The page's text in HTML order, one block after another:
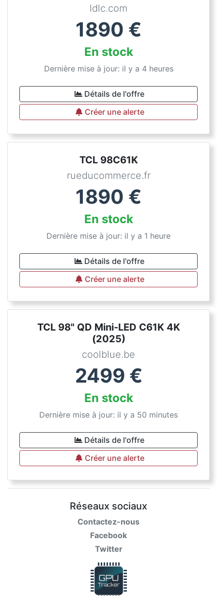
ldlc.com
1890 €
En stock
Dernière mise à jour: il y a 4 heures
Détails de l'offre
Créer une alerte
TCL 98C61K
rueducommerce.fr
1890 €
En stock
Dernière mise à jour: il y a 1 heure
Détails de l'offre
Créer une alerte
TCL 98" QD Mini-LED C61K 4K
(2025)
coolblue.be
2499 €
En stock
Dernière mise à jour: il y a 50 minutes
Détails de l'offre
Créer une alerte
Réseaux sociaux
Contactez-nous
Facebook
Twitter